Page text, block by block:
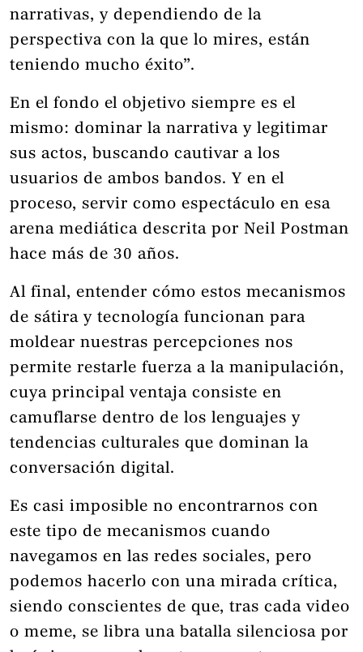
narrativas, y dependiendo de la
perspectiva con la que lo mires, están
teniendo mucho éxito”.
En el fondo el objetivo siempre es el
mismo: dominar la narrativa y legitimar
sus actos, buscando cautivar a los
usuarios de ambos bandos. Y en el
proceso, servir como espectáculo en esa
arena mediática descrita por Neil Postman
hace más de 30 años.
Al final, entender cómo estos mecanismos
de sátira y tecnología funcionan para
moldear nuestras percepciones nos
permite restarle fuerza a la manipulación,
cuya principal ventaja consiste en
camuflarse dentro de los lenguajes y
tendencias culturales que dominan la
conversación digital.
Es casi imposible no encontrarnos con
este tipo de mecanismos cuando
navegamos en las redes sociales, pero
podemos hacerlo con una mirada crítica,
siendo conscientes de que, tras cada video
o meme, se libra una batalla silenciosa por